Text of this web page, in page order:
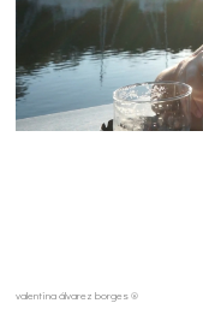
valentina álvarez borges ®